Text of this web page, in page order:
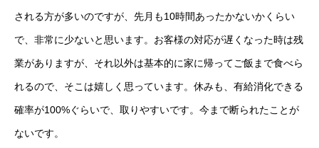
される方が多いのですが、先月も10時間あったかないかくらい
で、非常に少ないと思います。お客様の対応が遅くなった時は残
業がありますが、それ以外は基本的に家に帰ってご飯まで食べら
れるので、そこは嬉しく思っています。休みも、有給消化できる
確率が100%ぐらいで、取りやすいです。今まで断られたことが
ないです。